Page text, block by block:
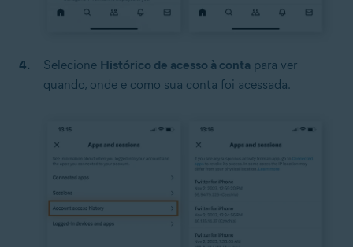
Selecione Histórico de acesso à conta para ver
quando, onde e como sua conta foi acessada.